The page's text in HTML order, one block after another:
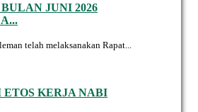
JUNI 2026
telah melaksanakan Rapat...
KERJA NABI